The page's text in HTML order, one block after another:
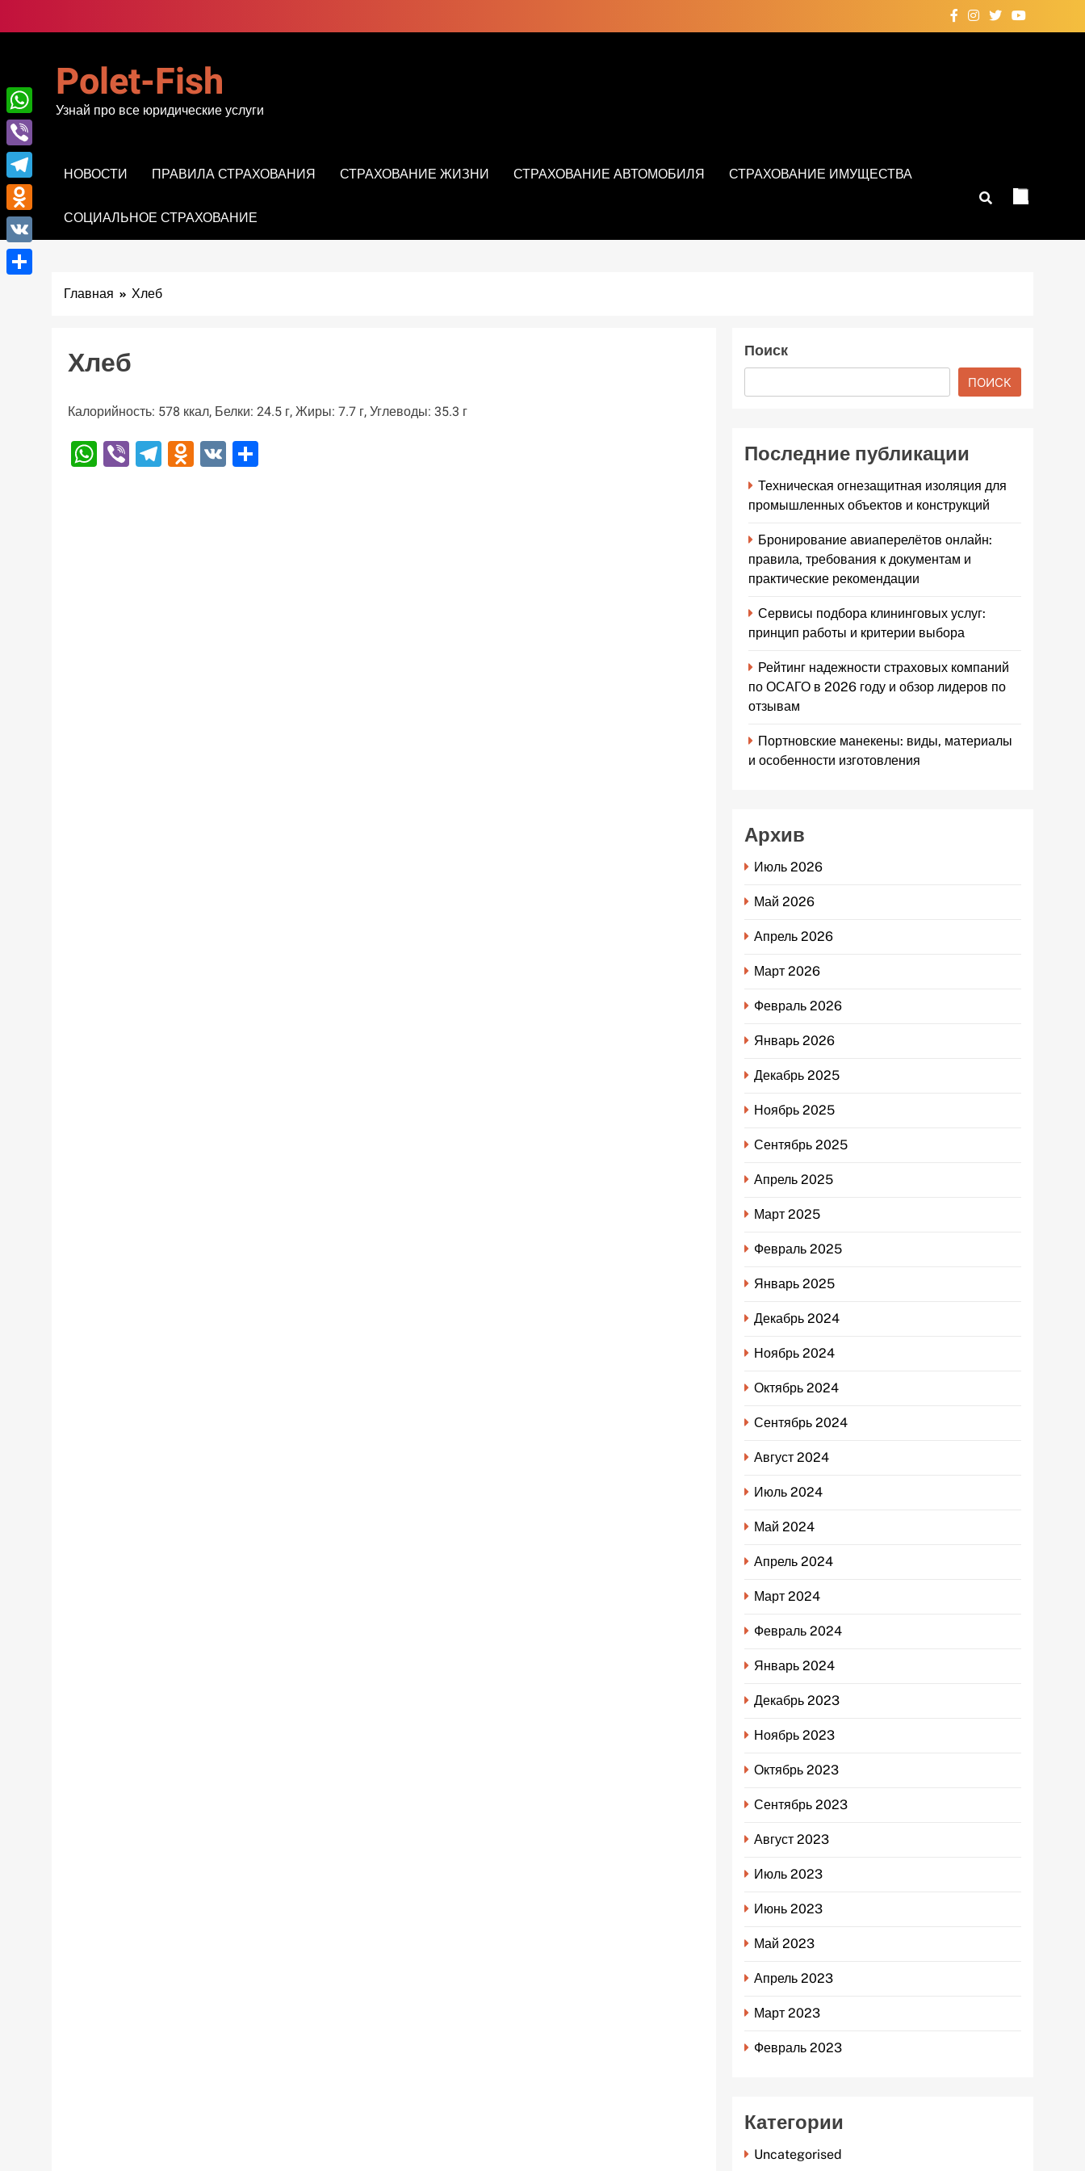
к
Polet-Fish
Узнай про все юридические услуги
НОВОСТИ ПРАВИЛА СТРАХОВАНИЯ СТРАХОВАНИЕ ЖИЗНИ СТРАХОВАНИЕ АВТОМОБИЛЯ СТРАХОВАНИЕ ИМУЩЕСТВА
СОЦИАЛЬНОЕ СТРАХОВАНИЕ
Главная Хлеб
Хлеб
Калорийность: 578 ккал, Белки: 24.5 г, Жиры: 7.7 г, Углеводы: 35.3 г
WhatsApp
ViberTelegram
Odnoklassniki
VK
Поиск
ПОИСК
Последние публикации
Техническая огнезащитная изоляция для
промышленных объектов и конструкций
Бронирование авиаперелётов онлайн:
правила, требования к документам и
практические рекомендации
Сервисы подбора клининговых услуг:
принцип работы и критерии выбора
Рейтинг надежности страховых компаний
по ОСАГО в 2026 году и обзор лидеров по
отзывам
Портновские манекены: виды, материалы
и особенности изготовления
Архив
Июль 2026
Май 2026
Апрель 2026
Март 2026
Февраль 2026
Январь 2026
Декабрь 2025
Ноябрь 2025
Сентябрь 2025
Апрель 2025
Март 2025
Февраль 2025
Январь 2025
Декабрь 2024
Ноябрь 2024
Октябрь 2024
Сентябрь 2024
Август 2024
Июль 2024
Май 2024
Апрель 2024
Март 2024
Февраль 2024
Январь 2024
Декабрь 2023
Ноябрь 2023
Октябрь 2023
Сентябрь 2023
Август 2023
Июль 2023
Июнь 2023
Май 2023
Апрель 2023
Март 2023
Февраль 2023
Категории
Uncategorised
WhatsApp
Viber
Telegram
Odnoklassniki
VK
Отправить